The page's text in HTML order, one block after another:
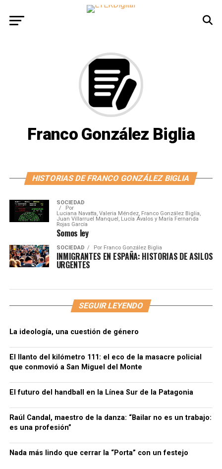
Franco González Biglia
HISTORIAS DE FRANCO GONZÁLEZ BIGLIA
SOCIEDAD
Por
Luciana Navatta, Valeria Méndez, Franco González Biglia,
Juan Villarruel Manquel, Lucía Ávalos y María Fernanda
Rojas García
Somos ley
SOCIEDAD Por Franco González Biglia
INMIGRANTES EN ESPAÑA: HISTORIAS DE ASILOS
URGENTES
SEGUIR LEYENDO
La ideología, una cuestión de género
El llanto del kilómetro 111: el eco de la masacre policial
que conmovió a San Miguel del Monte
El futuro del handball en la Línea Sur de la Patagonia
Raúl Candal, maestro de la danza: “Bailar no es un trabajo:
es una profesión”
Nada más lindo que cerrar la “Porta” con un festejo